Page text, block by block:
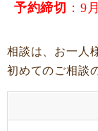
予約締切 ：9
相談は、お一人
初めてのご相談